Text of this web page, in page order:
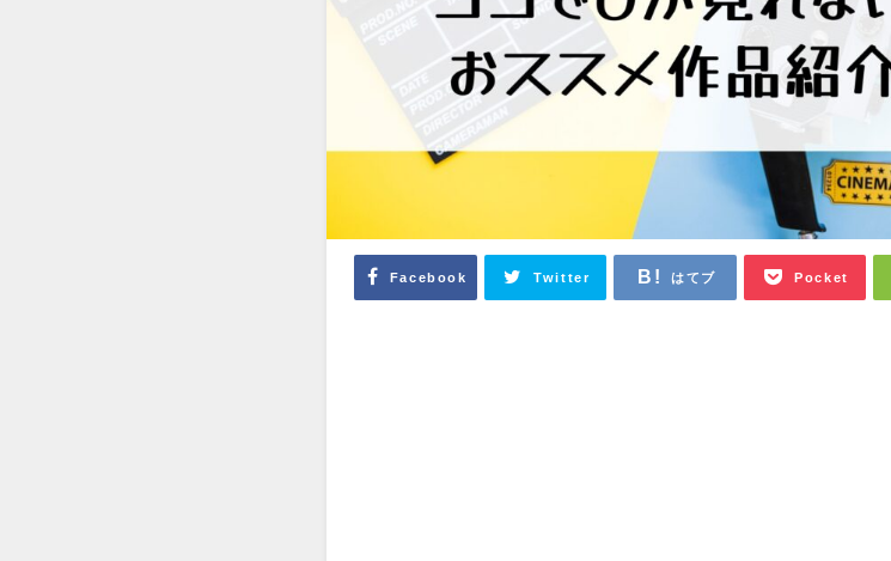
Facebook Twitter はてブ Pocket